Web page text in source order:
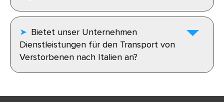
Bietet unser Unternehmen
Dienstleistungen für den Transport von
Verstorbenen nach Italien an?